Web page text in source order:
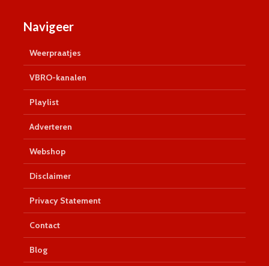
Navigeer
Weerpraatjes
VBRO-kanalen
Playlist
Adverteren
Webshop
Disclaimer
Privacy Statement
Contact
Blog